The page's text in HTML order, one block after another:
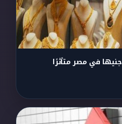
آي صاغة: الذهب يتراجع 50 جنيها في مصر متأثرًا